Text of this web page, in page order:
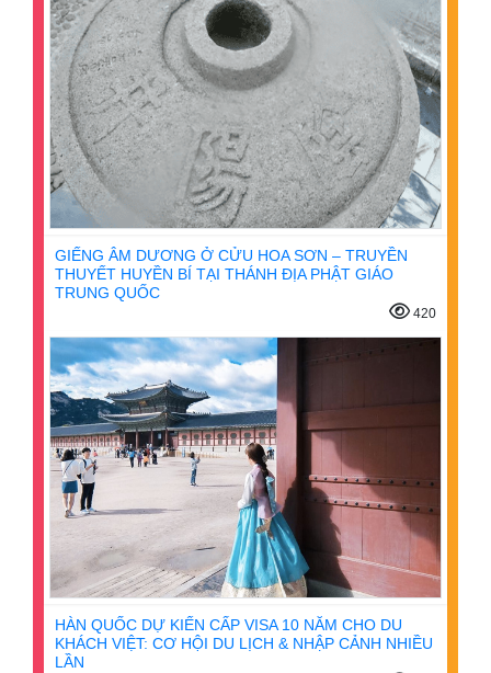
GIẾNG ÂM DƯƠNG Ở CỬU HOA SƠN – TRUYỀN
THUYẾT HUYỀN BÍ TẠI THÁNH ĐỊA PHẬT GIÁO
TRUNG QUỐC
420
HÀN QUỐC DỰ KIẾN CẤP VISA 10 NĂM CHO DU
KHÁCH VIỆT: CƠ HỘI DU LỊCH & NHẬP CẢNH NHIỀU
LẦN